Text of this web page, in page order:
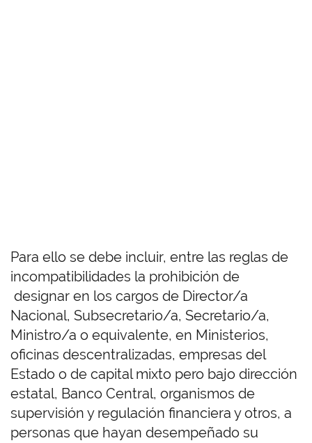
Para ello se debe incluir, entre las reglas de
incompatibilidades la prohibición de
designar en los cargos de Director/a
Nacional, Subsecretario/a, Secretario/a,
Ministro/a o equivalente, en Ministerios,
oficinas descentralizadas, empresas del
Estado o de capital mixto pero bajo dirección
estatal, Banco Central, organismos de
supervisión y regulación financiera y otros, a
personas que hayan desempeñado su